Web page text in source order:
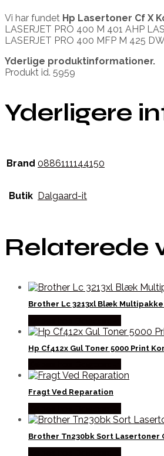
Vi har fundet Hp Lasertoner Cf X
LASERJET PRO 400 M 401 AHP
LASERJET PRO 400 MFP M 425
Yderlige produktinformationer.
Produkt id. 5959
Yderligere
Brand 0886111144150
Butik Dalgaard-it
Relaterede
Brother Lc 3213xl Blæk
Hp Cf412x Gul Toner 5000 Print
Fragt Ved Reparation
Brother Tn230bk Sort Lasertoner